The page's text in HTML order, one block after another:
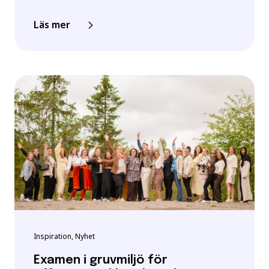
Läs mer
Inspiration, Nyhet
Examen i gruvmiljö för